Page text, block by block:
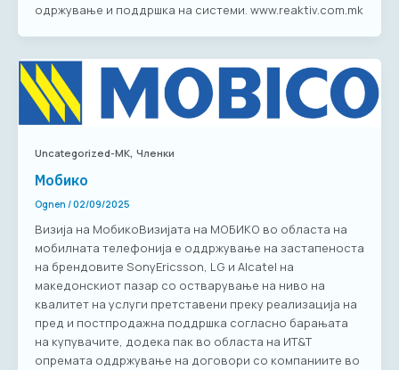
одржување и поддршка на системи. www.reaktiv.com.mk
Uncategorized-MK, Членки
Мобико
Ognen /02/09/2025
Визија на МобикоВизијата на МОБИКО во областа на
мобилната телефонија е оддржување на застапеноста
на брендовите SonyEricsson, LG и Alcatel на
македонскиот пазар со остварување на ниво на
квалитет на услуги претставени преку реализација на
пред и постпродажна поддршка согласно барањата
на купувачите, додека пак во областа на ИТ&Т
опремата оддржување на договори со компаниите во